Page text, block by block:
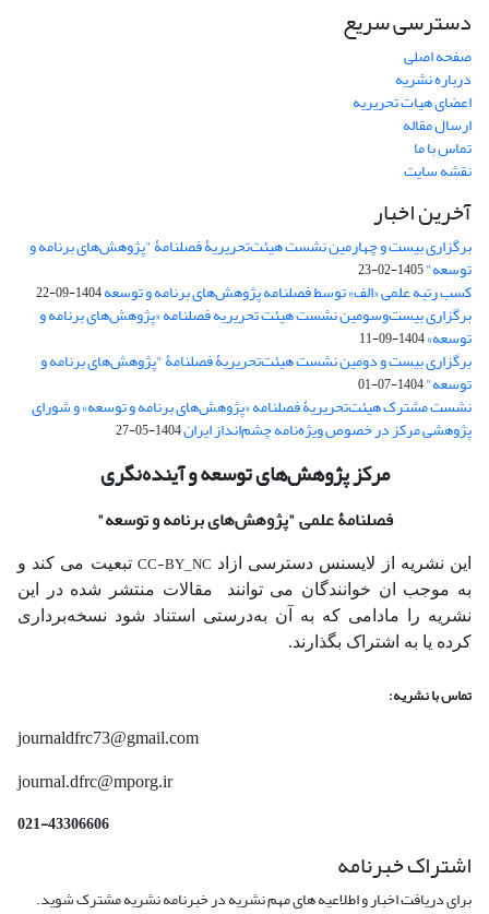
دسترسی سریع
صفحه اصلی
درباره نشریه
اعضای هیات تحریریه
ارسال مقاله
تماس با ما
نقشه سایت
آخرین اخبار
برگزاری بیست و چهارمین نشست هیئت‌تحریریۀ فصلنامۀ "پژوهش‌های برنامه و
توسعه"1405-02-23
کسب رتبه علمی «الف» توسط فصلنامه پژوهش‌های برنامه و توسعه1404-09-22
برگزاری بیست‌وسومین نشست هیئت‌ تحریریه فصلنامه «پژوهش‌های برنامه و
توسعه»1404-09-11
برگزاری بیست و دومین نشست هیئت‌تحریریۀ فصلنامۀ "پژوهش‌های برنامه و
توسعه"1404-07-01
نشست مشترک هیئت‌تحریریۀ فصلنامه «پژوهش‌های برنامه و توسعه» و شورای
پژوهشی مرکز در خصوص ویژه‌نامه چشم‌انداز ایران1404-05-27
مرکز پژوهش‌های توسعه و آینده‌نگری
فصلنامۀ علمی"پژوهش‌های برنامه و توسعه"
این نشریه از لایسنس دسترسی ازاد CC-BY_NC تبعیت می کند و
به موجب ان خوانندگان می توانند مقالات منتشر شده در این
نشریه را مادامی که به آن‌ به‌درستی استناد شود نسخه‌برداری
کرده یا به اشتراک بگذارند.
تماس با نشریه:
journaldfrc73@gmail.com
journal.dfrc@mporg.ir
021-43306606
اشتراک خبرنامه
برای دریافت اخبار و اطلاعیه های مهم نشریه در خبرنامه نشریه مشترک شوید.